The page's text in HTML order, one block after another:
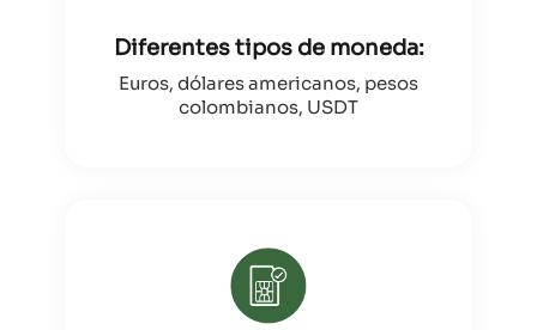
Diferentes tipos de moneda:
Euros, dólares americanos, pesos
colombianos, USDT